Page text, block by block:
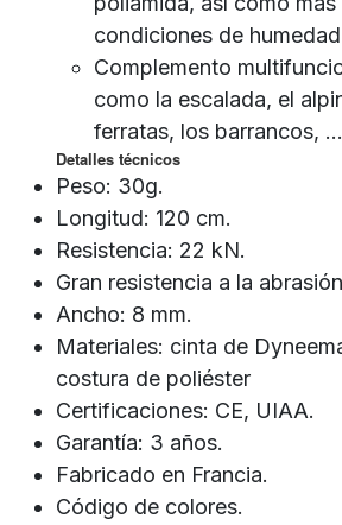
condiciones de
Complemento
como la escalada, el
ferratas, los barrancos, ...
Detalles técnicos
Peso: 30g.
Longitud: 120 cm.
Resistencia: 22 kN.
Gran resistencia a la
Ancho: 8 mm.
Materiales: cinta de
costura de poliéster
Certificaciones: CE, UIAA.
Garantía: 3 años.
Fabricado en Francia.
Código de colores.